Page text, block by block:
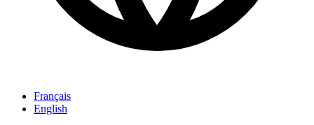
Français
English